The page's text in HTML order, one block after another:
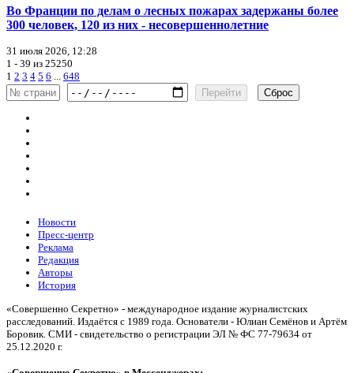
Во Франции по делам о лесных пожарах задержаны более
300 человек, 120 из них - несовершеннолетние
31 июля 2026, 12:28
1 - 39 из 25250
1 2 3 4 5 6 ... 648
Перейти
Сброс
Новости
Пресс-центр
Реклама
Редакция
Авторы
История
«Совершенно Секретно» - международное издание журналистских
расследований. Издаётся с 1989 года. Основатели - Юлиан Семёнов и Артём
Боровик. CМИ - свидетельство о регистрации ЭЛ № ФС 77-79634 от
25.12.2020 г.